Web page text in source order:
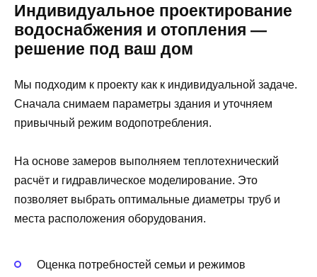
Индивидуальное проектирование
водоснабжения и отопления —
решение под ваш дом
Мы подходим к проекту как к индивидуальной задаче.
Сначала снимаем параметры здания и уточняем
привычный режим водопотребления.
На основе замеров выполняем теплотехнический
расчёт и гидравлическое моделирование. Это
позволяет выбрать оптимальные диаметры труб и
места расположения оборудования.
Оценка потребностей семьи и режимов